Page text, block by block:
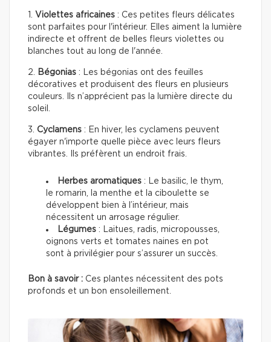
1. Violettes africaines : Ces petites fleurs délicates
sont parfaites pour l'intérieur. Elles aiment la lumière
indirecte et offrent de belles fleurs violettes ou
blanches tout au long de l'année.
2. Bégonias : Les bégonias ont des feuilles
décoratives et produisent des fleurs en plusieurs
couleurs. Ils n’apprécient pas la lumière directe du
soleil.
3. Cyclamens : En hiver, les cyclamens peuvent
égayer n'importe quelle pièce avec leurs fleurs
vibrantes. Ils préfèrent un endroit frais.
Herbes aromatiques : Le basilic, le thym,
le romarin, la menthe et la ciboulette se
développent bien à l’intérieur, mais
nécessitent un arrosage régulier.
Légumes : Laitues, radis, micropousses,
oignons verts et tomates naines en pot
sont à privilégier pour s’assurer un succès.
Bon à savoir : Ces plantes nécessitent des pots
profonds et un bon ensoleillement.